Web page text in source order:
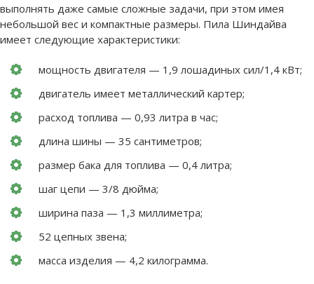
выполнять даже самые сложные задачи, при этом имея
небольшой вес и компактные размеры. Пила Шиндайва
имеет следующие характеристики:
мощность двигателя — 1,9 лошадиных сил/1,4 кВт;
двигатель имеет металлический картер;
расход топлива — 0,93 литра в час;
длина шины — 35 сантиметров;
размер бака для топлива — 0,4 литра;
шаг цепи — 3/8 дюйма;
ширина паза — 1,3 миллиметра;
52 цепных звена;
масса изделия — 4,2 килограмма.